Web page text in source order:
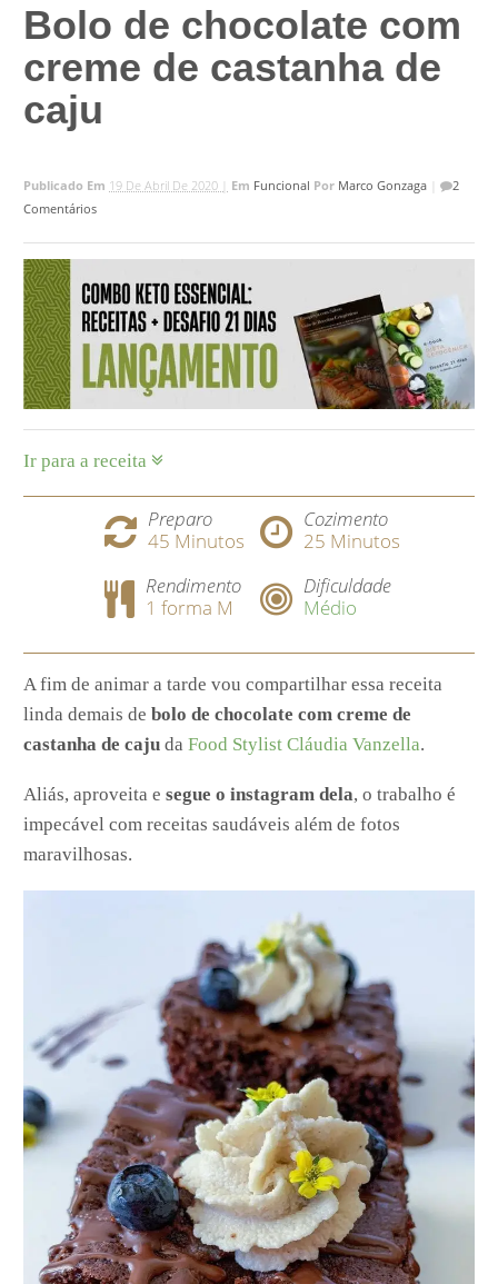
Bolo de chocolate com
creme de castanha de
caju
Publicado Em 19 De Abril De 2020 | Em Funcional Por Marco Gonzaga |
2
Comentários
Ir para a receita
Preparo
45 Minutos
Cozimento
25 Minutos
Rendimento
1 forma M
Dificuldade
Médio
A fim de animar a tarde vou compartilhar essa receita
linda demais debolo de chocolate com creme de
castanha de caju daFood Stylist Cláudia Vanzella.
Aliás, aproveita esegue o instagram dela, o trabalho é
impecável com receitas saudáveis além de fotos
maravilhosas.